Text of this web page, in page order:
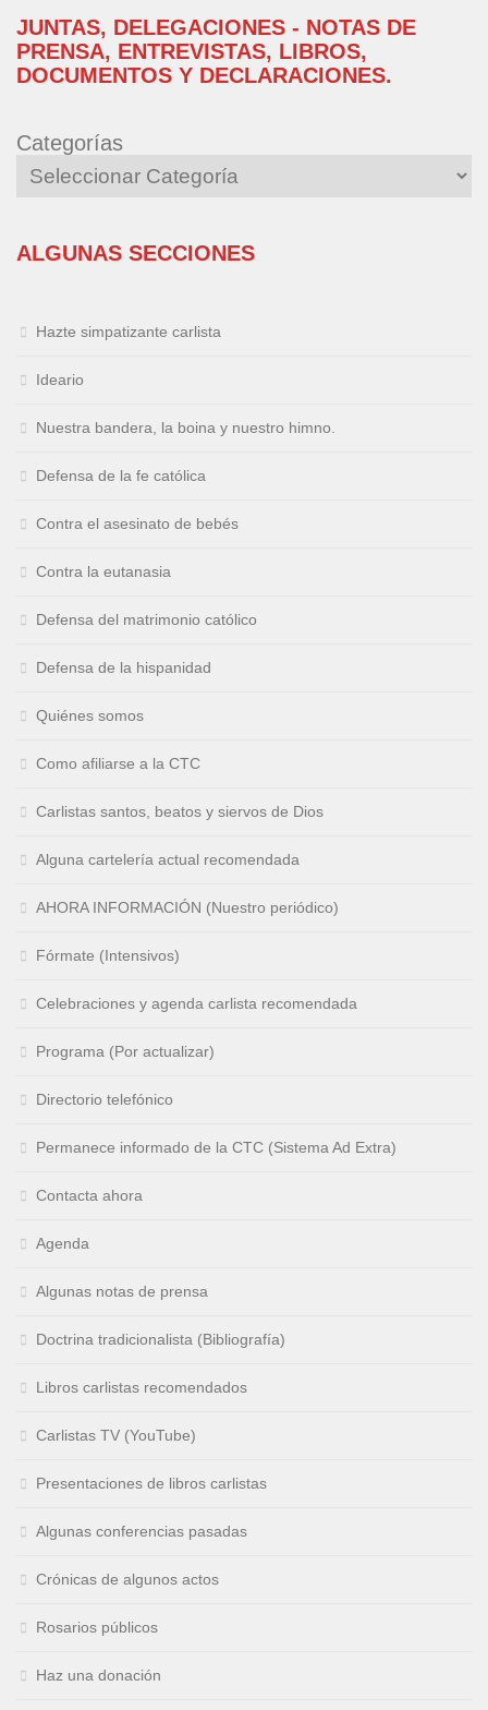
JUNTAS, DELEGACIONES - NOTAS DE
PRENSA, ENTREVISTAS, LIBROS,
DOCUMENTOS Y DECLARACIONES.
Categorías
ALGUNAS SECCIONES
Hazte simpatizante carlista
Ideario
Nuestra bandera, la boina y nuestro himno.
Defensa de la fe católica
Contra el asesinato de bebés
Contra la eutanasia
Defensa del matrimonio católico
Defensa de la hispanidad
Quiénes somos
Como afiliarse a la CTC
Carlistas santos, beatos y siervos de Dios
Alguna cartelería actual recomendada
AHORA INFORMACIÓN (Nuestro periódico)
Fórmate (Intensivos)
Celebraciones y agenda carlista recomendada
Programa (Por actualizar)
Directorio telefónico
Permanece informado de la CTC (Sistema Ad Extra)
Contacta ahora
Agenda
Algunas notas de prensa
Doctrina tradicionalista (Bibliografía)
Libros carlistas recomendados
Carlistas TV (YouTube)
Presentaciones de libros carlistas
Algunas conferencias pasadas
Crónicas de algunos actos
Rosarios públicos
Haz una donación